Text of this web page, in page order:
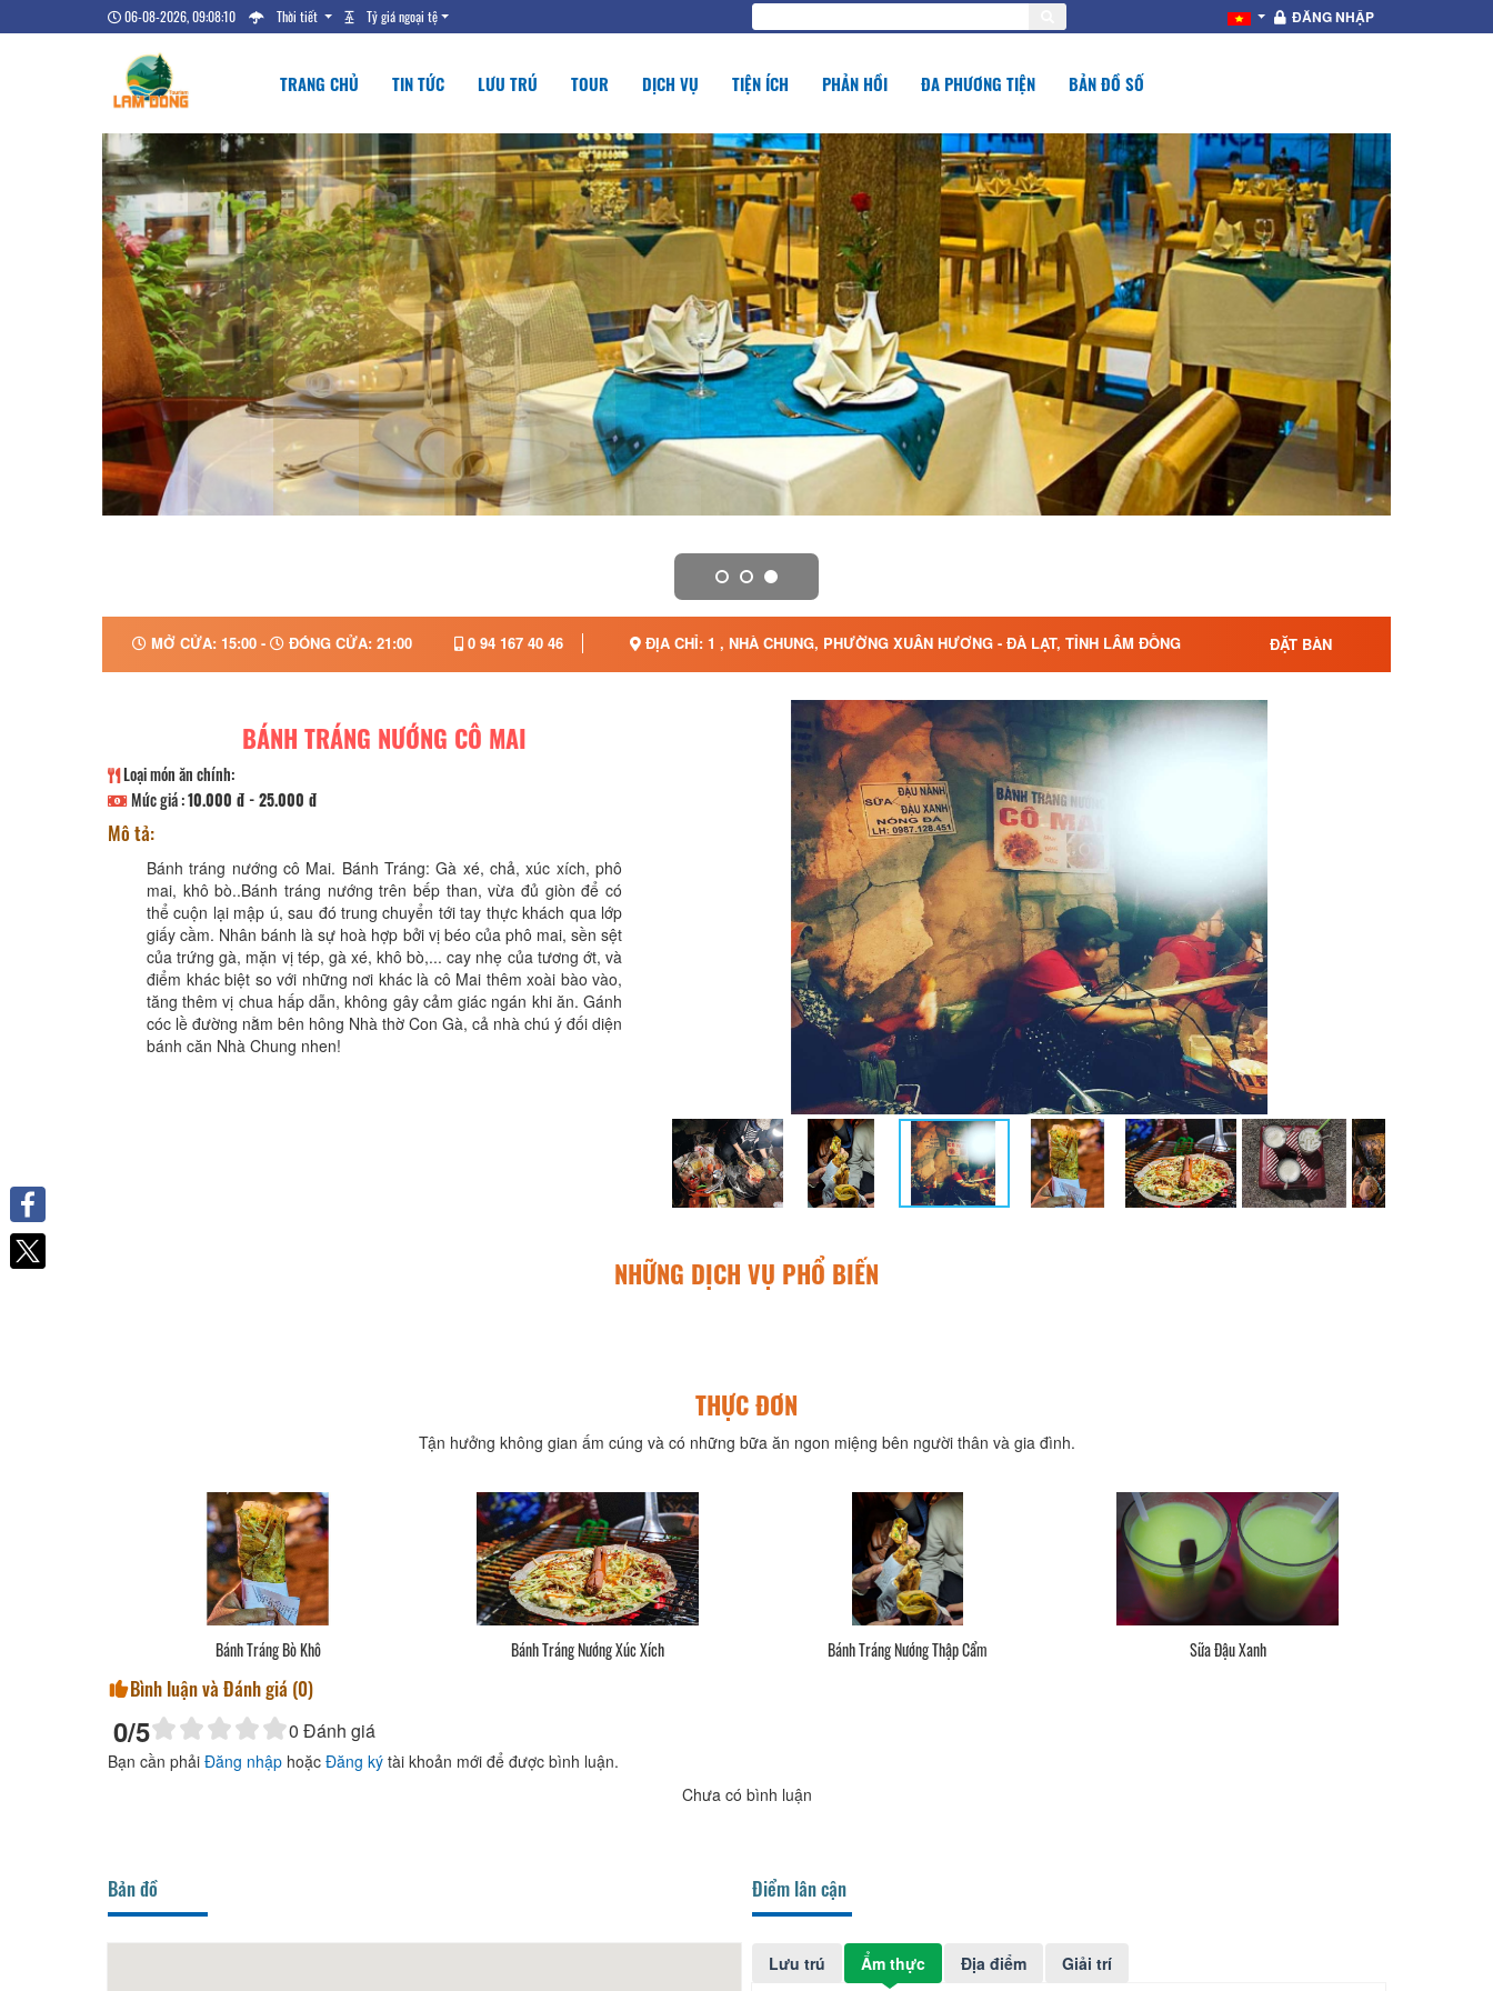
06-08-2026, 09:08:11 Thời tiết Tỷ giá ngoại tệ ĐĂNG NHẬP
TRANG CHỦ TIN TỨC LƯU TRÚ TOUR DỊCH VỤ TIỆN ÍCH PHẢN HỒI ĐA PHƯƠNG TIỆN BẢN ĐỒ SỐ
MỞ CỬA: 15:00 - ĐÓNG CỬA: 21:00 0 94 167 40 46 ĐỊA CHỈ: 1 , NHÀ CHUNG, PHƯỜNG XUÂN HƯƠNG - ĐÀ LẠT, TỈNH LÂM ĐỒNG ĐẶT BÀN
BÁNH TRÁNG NƯỚNG CÔ MAI
Loại món ăn chính:
Mức giá :10.000 đ - 25.000 đ
Mô tả:
Bánh tráng nướng cô Mai. Bánh Tráng: Gà xé, chả, xúc xích, phô
mai, khô bò..Bánh tráng nướng trên bếp than, vừa đủ giòn để có
thể cuộn lại mập ú, sau đó trung chuyển tới tay thực khách qua lớp
giấy cầm. Nhân bánh là sự hoà hợp bởi vị béo của phô mai, sền sệt
của trứng gà, mặn vị tép, gà xé, khô bò,... cay nhẹ của tương ớt, và
điểm khác biệt so với những nơi khác là cô Mai thêm xoài bào vào,
tăng thêm vị chua hấp dẫn, không gây cảm giác ngán khi ăn. Gánh
cóc lề đường nằm bên hông Nhà thờ Con Gà, cả nhà chú ý đối diện
bánh căn Nhà Chung nhen!
NHỮNG DỊCH VỤ PHỔ BIẾN
THỰC ĐƠN
Tận hưởng không gian ấm cúng và có những bữa ăn ngon miệng bên người thân và gia đình.
Bánh Tráng Bò Khô Bánh Tráng Nướng Xúc Xích Bánh Tráng Nướng Thập Cẩm Sữa Đậu Xanh
Bình luận và Đánh giá (0)
0/5 0 Đánh giá
Bạn cần phải Đăng nhập hoặc Đăng ký tài khoản mới để được bình luận.
Chưa có bình luận
Bản đồ Điểm lân cận
Lưu trú Ẩm thực Địa điểm Giải trí
Facebook